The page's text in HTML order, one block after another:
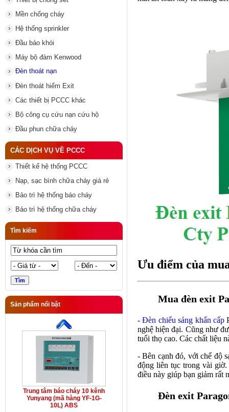
Mền chống cháy
Hệ thống sprinkler
Đầu báo khói
Máy bộ đàm Kenwood
Đèn thoát nạn
Đèn thoát hiểm Exit
Các thiết bị PCCC khác
Bộ công cụ cứu nạn cứu hộ
Đầu phun chữa cháy
CÁC DỊCH VỤ VỀ PCCC
Thiết kế hệ thống PCCC
Nạp, sạc bình chữa cháy giá rẻ
Bảo trì hệ thống báo cháy
Bảo trì hệ thống chữa cháy
Tìm kiếm
Sản phẩm nổi bật
Trung tâm báo cháy 10 kênh
Yunyang (mã hàng YF-1G-
10L) ABS
Ưu điểm của
Mua đèn exit
-Đèn chiếu sáng khẩn cấp
nghệ hiện đại. Cũng như
tuổi thọ cao. Các chất liệu
- Bên cạnh đó, với chế độ
động liên tục trong vài
điều này giúp bạn giảm rất
Đèn exit